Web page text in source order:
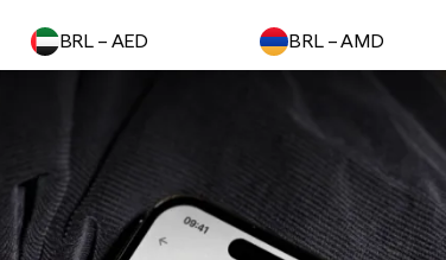
BRL – AED BRL – AMD